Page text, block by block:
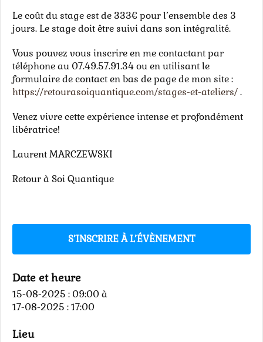
Le coût du stage est de 333€ pour l’ensemble des 3
jours. Le stage doit être suivi dans son intégralité.
Vous pouvez vous inscrire en me contactant par
téléphone au 07.49.57.91.34 ou en utilisant le
formulaire de contact en bas de page de mon site :
https://retourasoiquantique.com/stages-et-ateliers/.
Venez vivre cette expérience intense et profondément
libératrice!
Laurent MARCZEWSKI
Retour à Soi Quantique
S’INSCRIRE À L’ÉVÈNEMENT
Date et heure
15-08-2025 : 09:00à
17-08-2025 : 17:00
Lieu